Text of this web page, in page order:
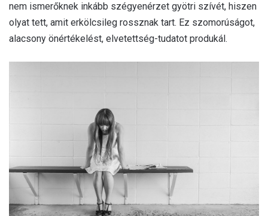
nem ismerőknek inkább szégyenérzet gyötri szívét, hiszen
olyat tett, amit erkölcsileg rossznak tart. Ez szomorúságot,
alacsony önértékelést, elvetettség-tudatot produkál.